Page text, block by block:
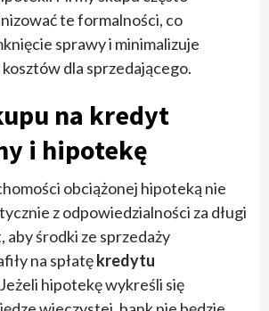
te formalności, co
sprawy i minimalizuje
dla sprzedającego.
na kredyt
i hipotekę
obciążonej hipoteką nie
z odpowiedzialności za długi
środki ze sprzedaży
na spłatękredytu
hipotekę wykreśli się